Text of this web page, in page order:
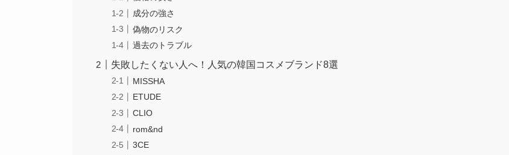
成分の強さ
偽物のリスク
過去のトラブル
失敗したくない人へ！人気の韓国コスメブランド8選
MISSHA
ETUDE
CLIO
rom&nd
3CE